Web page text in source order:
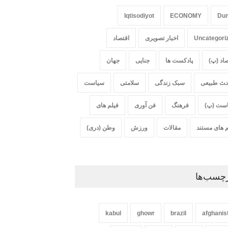
ECONOMY
Iqtisodiyot
اخبار تصویری اقتصاد
(پ) پادکست ها جنایی جهان
طبیعی سبک زندگی سلامتی سیاست
(پ) فرهنگ فن آوری فیلم های
های مستند مقالات ورزش وطن (دری)
brazil
ghowr
kabul